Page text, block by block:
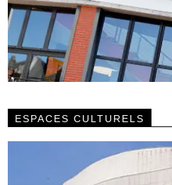
ESPACES CULTURELS